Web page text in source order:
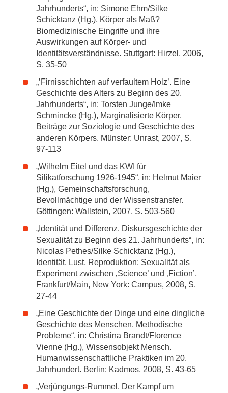
Jahrhunderts“, in: Simone Ehm/Silke
Schicktanz (Hg.), Körper als Maß?
Biomedizinische Eingriffe und ihre
Auswirkungen auf Körper- und
Identitätsverständnisse. Stuttgart: Hirzel, 2006,
S. 35-50
„’Firnisschichten auf verfaultem Holz’. Eine
Geschichte des Alters zu Beginn des 20.
Jahrhunderts“, in: Torsten Junge/Imke
Schmincke (Hg.), Marginalisierte Körper.
Beiträge zur Soziologie und Geschichte des
anderen Körpers. Münster: Unrast, 2007, S.
97-113
„Wilhelm Eitel und das KWI für
Silikatforschung 1926-1945“, in: Helmut Maier
(Hg.), Gemeinschaftsforschung,
Bevollmächtige und der Wissenstransfer.
Göttingen: Wallstein, 2007, S. 503-560
„Identität und Differenz. Diskursgeschichte der
Sexualität zu Beginn des 21. Jahrhunderts“, in:
Nicolas Pethes/Silke Schicktanz (Hg.),
Identität, Lust, Reproduktion: Sexualität als
Experiment zwischen ‚Science’ und ‚Fiction’,
Frankfurt/Main, New York: Campus, 2008, S.
27-44
„Eine Geschichte der Dinge und eine dingliche
Geschichte des Menschen. Methodische
Probleme“, in: Christina Brandt/Florence
Vienne (Hg.), Wissensobjekt Mensch.
Humanwissenschaftliche Praktiken im 20.
Jahrhundert. Berlin: Kadmos, 2008, S. 43-65
„Verjüngungs-Rummel. Der Kampf um